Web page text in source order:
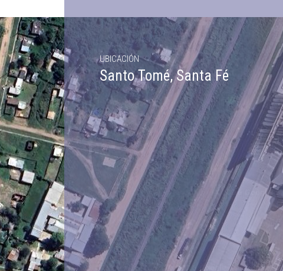
UBICACIÓN
Santo Tomé, Santa Fé